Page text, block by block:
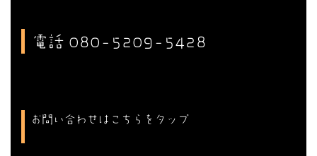
電話 080-5209-5428
お問い合わせはこちらをタップ